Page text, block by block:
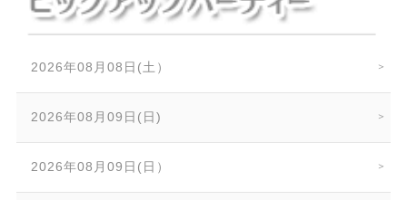
2026年08月08日(土）
2026年08月09日(日)
2026年08月09日(日）